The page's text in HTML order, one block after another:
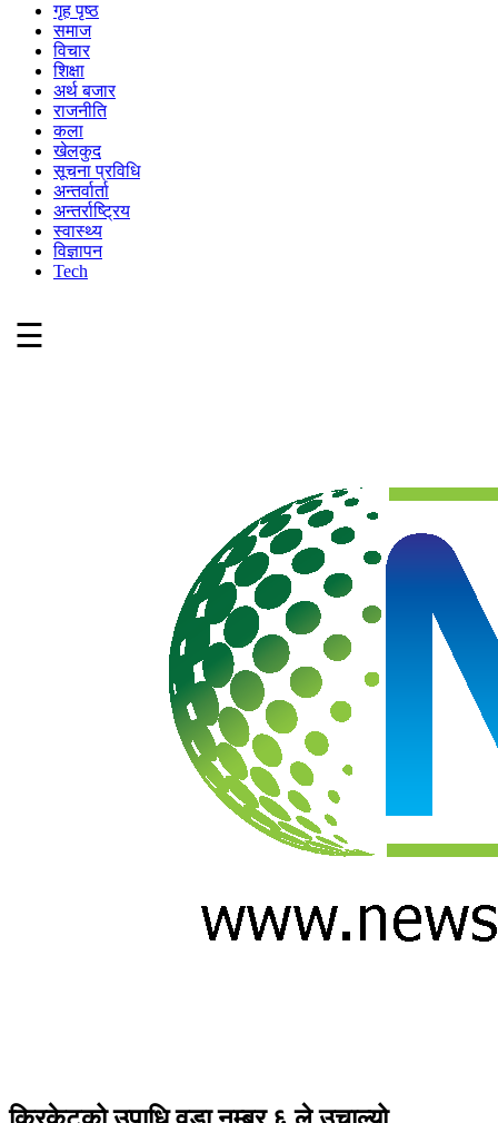
गृह पृष्ठ
समाज
विचार
शिक्षा
अर्थ बजार
राजनीति
कला
खेलकुद
सूचना प्रविधि
अन्तर्वार्ता
अन्तर्राष्ट्रिय
स्वास्थ्य
विज्ञापन
Tech
☰